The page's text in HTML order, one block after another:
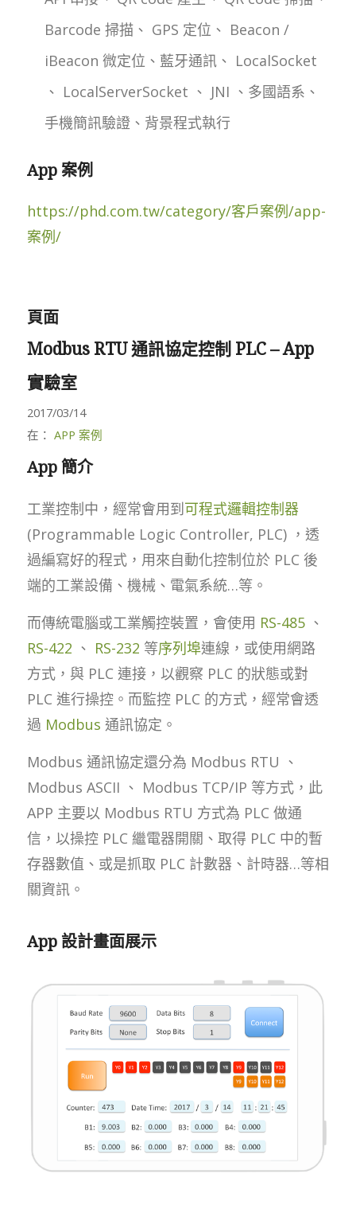
Barcode 掃描、 GPS 定位、 Beacon /
iBeacon 微定位、藍牙通訊、 LocalSocket
、 LocalServerSocket 、 JNI 、多國語系、
手機簡訊驗證、背景程式執行
App 案例
https://phd.com.tw/category/客戶案例/app-
案例/
頁面
Modbus RTU 通訊協定控制 PLC – App
實驗室
2017/03/14
在： APP 案例
App 簡介
工業控制中，經常會用到可程式邏輯控制器
(Programmable Logic Controller, PLC) ，透
過編寫好的程式，用來自動化控制位於 PLC 後
端的工業設備、機械、電氣系統…等。
而傳統電腦或工業觸控裝置，會使用 RS-485、
RS-422 、 RS-232 等序列埠連線，或使用網路
方式，與 PLC 連接，以觀察 PLC 的狀態或對
PLC 進行操控。而監控 PLC 的方式，經常會透
過 Modbus 通訊協定。
Modbus 通訊協定還分為 Modbus RTU 、
Modbus ASCII 、 Modbus TCP/IP 等方式，此
APP 主要以 Modbus RTU 方式為 PLC 做通
信，以操控 PLC 繼電器開關、取得 PLC 中的暫
存器數值、或是抓取 PLC 計數器、計時器…等相
關資訊。
App 設計畫面展示